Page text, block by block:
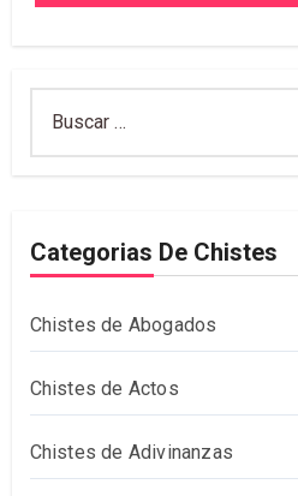
Categorias De Chistes
Chistes de Abogados
Chistes de Actos
Chistes de Adivinanzas